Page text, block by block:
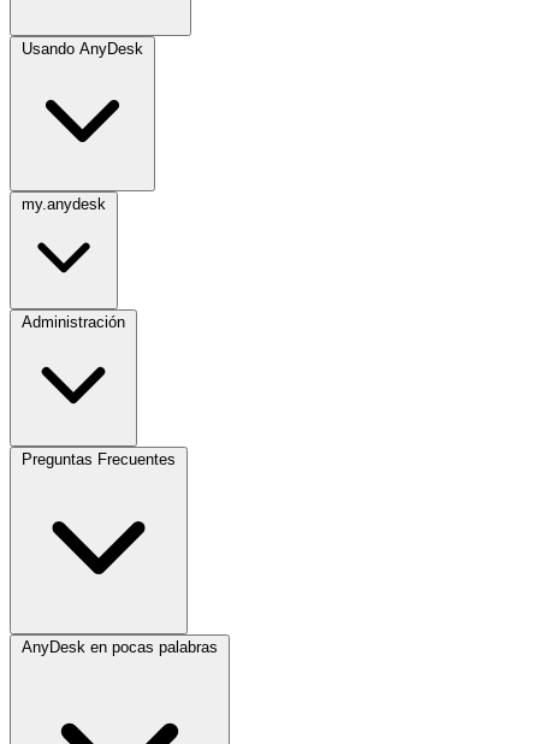
Usando AnyDesk
my.anydesk
Administración
Preguntas Frecuentes
AnyDesk en pocas palabras